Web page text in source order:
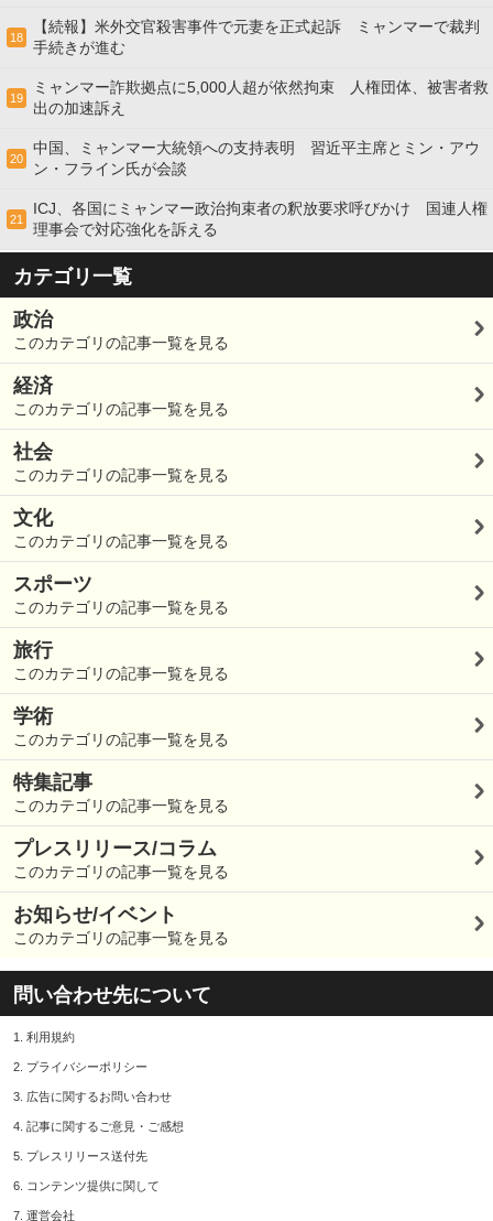
18
【続報】米外交官殺害事件で元妻を正式起訴 ミャンマーで裁判
手続きが進む
19
ミャンマー詐欺拠点に5,000人超が依然拘束 人権団体、被害者救
出の加速訴え
20
中国、ミャンマー大統領への支持表明 習近平主席とミン・アウ
ン・フライン氏が会談
21
ICJ、各国にミャンマー政治拘束者の釈放要求呼びかけ 国連人権
理事会で対応強化を訴える
カテゴリ一覧
政治
このカテゴリの記事一覧を見る
経済
このカテゴリの記事一覧を見る
社会
このカテゴリの記事一覧を見る
文化
このカテゴリの記事一覧を見る
スポーツ
このカテゴリの記事一覧を見る
旅行
このカテゴリの記事一覧を見る
学術
このカテゴリの記事一覧を見る
特集記事
このカテゴリの記事一覧を見る
プレスリリース/コラム
このカテゴリの記事一覧を見る
お知らせ/イベント
このカテゴリの記事一覧を見る
問い合わせ先について
1. 利用規約
2. プライバシーポリシー
3. 広告に関するお問い合わせ
4. 記事に関するご意見・ご感想
5. プレスリリース送付先
6. コンテンツ提供に関して
7. 運営会社